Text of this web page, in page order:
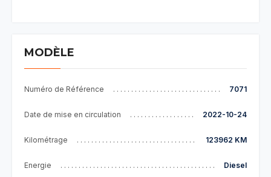
MODÈLE
Numéro de Référence 7071
Date de mise en circulation 2022-10-24
Kilométrage 123962 KM
Energie Diesel